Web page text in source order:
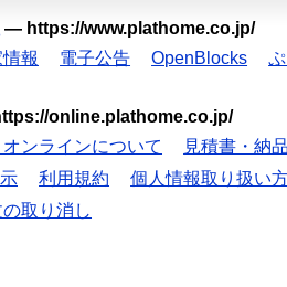
— https://www.plathome.co.jp/
報 電子公告 OpenBlocks
online.plathome.co.jp/
ンラインについて 見積書・納
利用規約 個人情報取り扱い
取り消し